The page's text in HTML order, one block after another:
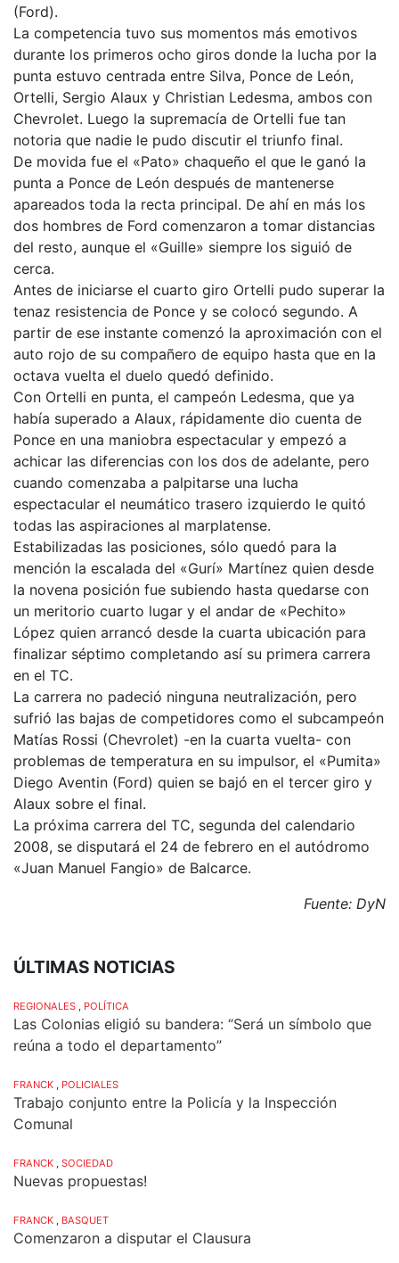
(Ford).
La competencia tuvo sus momentos más emotivos
durante los primeros ocho giros donde la lucha por la
punta estuvo centrada entre Silva, Ponce de León,
Ortelli, Sergio Alaux y Christian Ledesma, ambos con
Chevrolet. Luego la supremacía de Ortelli fue tan
notoria que nadie le pudo discutir el triunfo final.
De movida fue el «Pato» chaqueño el que le ganó la
punta a Ponce de León después de mantenerse
apareados toda la recta principal. De ahí en más los
dos hombres de Ford comenzaron a tomar distancias
del resto, aunque el «Guille» siempre los siguió de
cerca.
Antes de iniciarse el cuarto giro Ortelli pudo superar la
tenaz resistencia de Ponce y se colocó segundo. A
partir de ese instante comenzó la aproximación con el
auto rojo de su compañero de equipo hasta que en la
octava vuelta el duelo quedó definido.
Con Ortelli en punta, el campeón Ledesma, que ya
había superado a Alaux, rápidamente dio cuenta de
Ponce en una maniobra espectacular y empezó a
achicar las diferencias con los dos de adelante, pero
cuando comenzaba a palpitarse una lucha
espectacular el neumático trasero izquierdo le quitó
todas las aspiraciones al marplatense.
Estabilizadas las posiciones, sólo quedó para la
mención la escalada del «Gurí» Martínez quien desde
la novena posición fue subiendo hasta quedarse con
un meritorio cuarto lugar y el andar de «Pechito»
López quien arrancó desde la cuarta ubicación para
finalizar séptimo completando así su primera carrera
en el TC.
La carrera no padeció ninguna neutralización, pero
sufrió las bajas de competidores como el subcampeón
Matías Rossi (Chevrolet) -en la cuarta vuelta- con
problemas de temperatura en su impulsor, el «Pumita»
Diego Aventin (Ford) quien se bajó en el tercer giro y
Alaux sobre el final.
La próxima carrera del TC, segunda del calendario
2008, se disputará el 24 de febrero en el autódromo
«Juan Manuel Fangio» de Balcarce.
Fuente: DyN
ÚLTIMAS NOTICIAS
REGIONALES POLÍTICA
Las Colonias eligió su bandera: “Será un símbolo que
reúna a todo el departamento”
FRANCK POLICIALES
Trabajo conjunto entre la Policía y la Inspección
Comunal
FRANCK SOCIEDAD
Nuevas propuestas!
FRANCK BASQUET
Comenzaron a disputar el Clausura